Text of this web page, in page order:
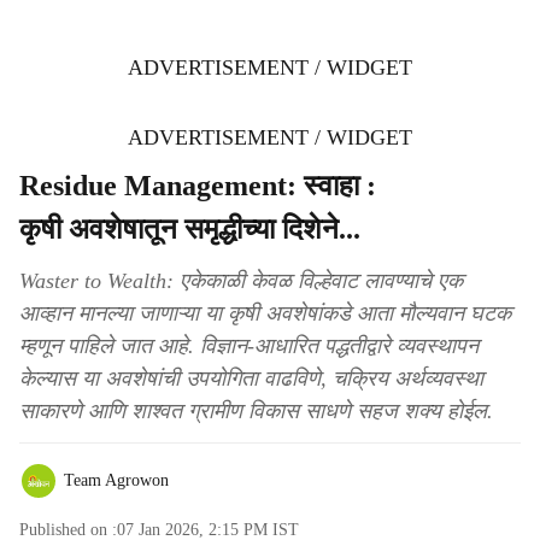
ADVERTISEMENT / WIDGET
ADVERTISEMENT / WIDGET
Residue Management: स्वाहा :
कृषी अवशेषातून समृद्धीच्या दिशेने...
Waster to Wealth: एकेकाळी केवळ विल्हेवाट लावण्याचे एक
आव्हान मानल्या जाणाऱ्या या कृषी अवशेषांकडे आता मौल्यवान घटक
म्हणून पाहिले जात आहे. विज्ञान-आधारित पद्धतीद्वारे व्यवस्थापन
केल्यास या अवशेषांची उपयोगिता वाढविणे, चक्रिय अर्थव्यवस्था
साकारणे आणि शाश्वत ग्रामीण विकास साधणे सहज शक्य होईल.
Team Agrowon
Published on :07 Jan 2026, 2:15 PM IST